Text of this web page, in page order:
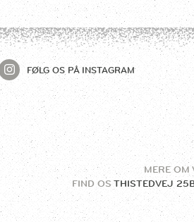
FØLG OS PÅ INSTAGRAM
MERE OM
FIND OS THISTEDVEJ